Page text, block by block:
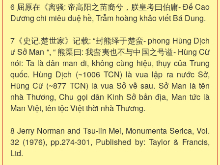
6 屈原在《离骚: 帝高阳之苗裔兮，朕皇考曰伯庸- Ðế Cao
Dương chi miêu duệ hề, Trẫm hoàng khảo viết Bá Dung.
7《史记.楚世家》记载: “封熊绎于楚蛮- phong Hùng Dịch
ư Sở Man “, “ 熊渠曰: 我蛮夷也不与中国之号谥- Hùng Cừ
nói: Ta là dân man di, không cùng hiệu, thụy của Trung
quốc. Hùng Dịch (~1006 TCN) là vua lập ra nước Sở,
Hùng Cừ (~877 TCN) là vua Sở về sau. Sở Man là tên
nhà Thương, Chu gọi dân Kinh Sở bản địa, Man tức là
Man Việt, tên tộc Việt thời nhà Thương.
8 Jerry Norman and Tsu-lin Mei, Monumenta Serica, Vol.
32 (1976), pp.274-301, Published by: Taylor & Francis,
Ltd.